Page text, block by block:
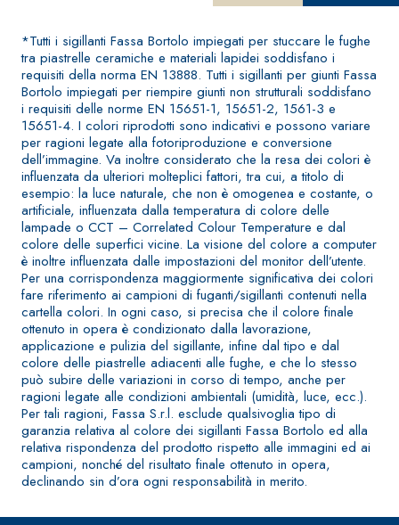
*Tutti i sigillanti Fassa Bortolo impiegati per stuccare le fughe
tra piastrelle ceramiche e materiali lapidei soddisfano i
requisiti della norma EN 13888. Tutti i sigillanti per giunti Fassa
Bortolo impiegati per riempire giunti non strutturali soddisfano
i requisiti delle norme EN 15651-1, 15651-2, 1561-3 e
15651-4. I colori riprodotti sono indicativi e possono variare
per ragioni legate alla fotoriproduzione e conversione
dell’immagine. Va inoltre considerato che la resa dei colori è
influenzata da ulteriori molteplici fattori, tra cui, a titolo di
esempio: la luce naturale, che non è omogenea e costante, o
artificiale, influenzata dalla temperatura di colore delle
lampade o CCT – Correlated Colour Temperature e dal
colore delle superfici vicine. La visione del colore a computer
è inoltre influenzata dalle impostazioni del monitor dell’utente.
Per una corrispondenza maggiormente significativa dei colori
fare riferimento ai campioni di fuganti/sigillanti contenuti nella
cartella colori. In ogni caso, si precisa che il colore finale
ottenuto in opera è condizionato dalla lavorazione,
applicazione e pulizia del sigillante, infine dal tipo e dal
colore delle piastrelle adiacenti alle fughe, e che lo stesso
può subire delle variazioni in corso di tempo, anche per
ragioni legate alle condizioni ambientali (umidità, luce, ecc.).
Per tali ragioni, Fassa S.r.l. esclude qualsivoglia tipo di
garanzia relativa al colore dei sigillanti Fassa Bortolo ed alla
relativa rispondenza del prodotto rispetto alle immagini ed ai
campioni, nonché del risultato finale ottenuto in opera,
declinando sin d’ora ogni responsabilità in merito.
AZIP IMPERMEABILIZ
ZANTI
AQUAZIP ONE PRO
Guaina
impermeabilizzante
elastica
monocomponente
polimero
cementizia
SICURA G3
Idropittura
decorativa
ultra opaca
ad elevata
qualità per
interni
Sistema
INTONACATURA E
COSTRUZIONE
PRODOTTI A BASE
CALCE AEREA
KB 13 EVOLUTION
Intonaco di fondo
bianco
fibrorinforzato a
Sistema
GYPSOTEC
H
®
LASTRE
GYPSOTECH®
GypsoLIGNUM
TIPO DEFH1IR
Lastra in
cartongesso